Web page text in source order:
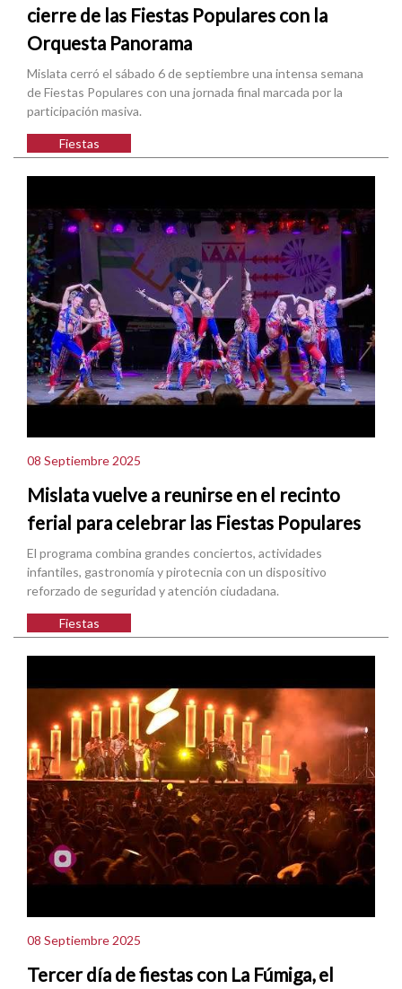
cierre de las Fiestas Populares con la
Orquesta Panorama
Mislata cerró el sábado 6 de septiembre una intensa semana
de Fiestas Populares con una jornada final marcada por la
participación masiva.
Fiestas
08 Septiembre 2025
Mislata vuelve a reunirse en el recinto
ferial para celebrar las Fiestas Populares
El programa combina grandes conciertos, actividades
infantiles, gastronomía y pirotecnia con un dispositivo
reforzado de seguridad y atención ciudadana.
Fiestas
08 Septiembre 2025
Tercer día de fiestas con La Fúmiga, el